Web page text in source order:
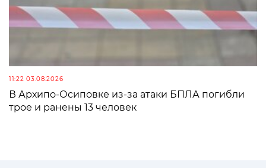
11:22 03.08.2026
В Архипо-Осиповке из-за атаки БПЛА погибли
трое и ранены 13 человек